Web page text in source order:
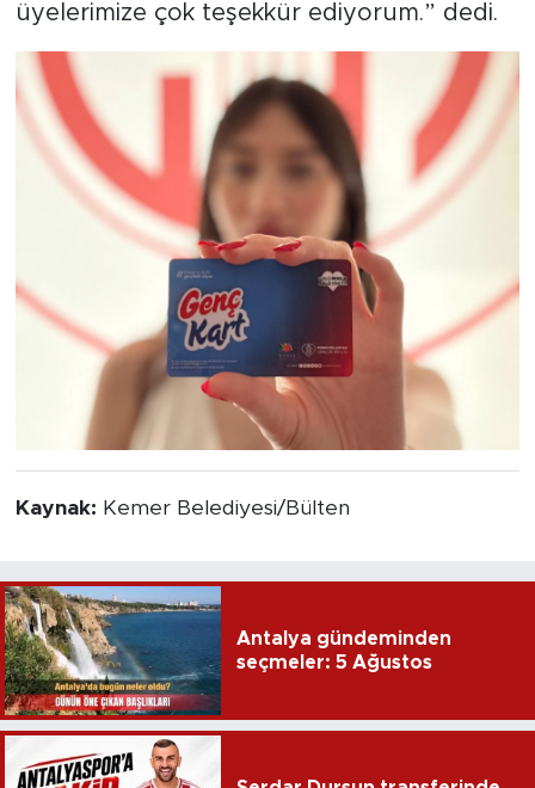
üyelerimize çok teşekkür ediyorum.” dedi.
Kaynak: Kemer Belediyesi/Bülten
Antalya gündeminden
seçmeler: 5 Ağustos